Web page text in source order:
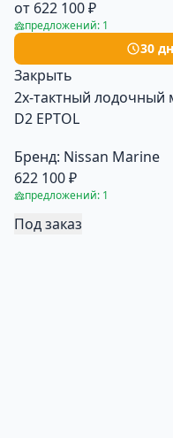
от 622 100 ₽
предложений: 1
30
Закрыть
2х-тактный лодочный
D2 EPTOL
Бренд: Nissan Marine
622 100 ₽
предложений: 1
Под заказ